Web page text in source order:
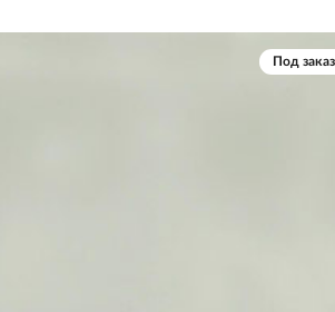
Под заказ